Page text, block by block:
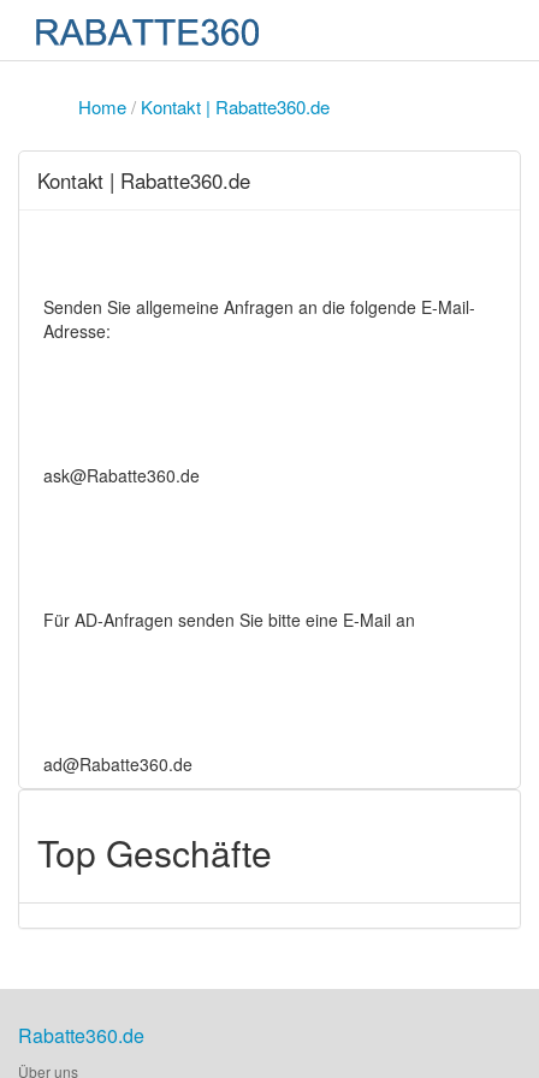
Home/ Kontakt | Rabatte360.de
Kontakt | Rabatte360.de
Senden Sie allgemeine Anfragen an die folgende E-Mail-
Adresse:
ask@Rabatte360.de
Für AD-Anfragen senden Sie bitte eine E-Mail an
ad@Rabatte360.de
Top Geschäfte
Rabatte360.de
Über uns